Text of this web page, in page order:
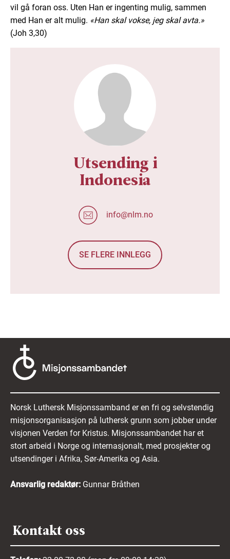
vil gå foran oss. Uten Han er ingenting mulig, sammen
med Han er alt mulig. «Han skal vokse, jeg skal avta.»
(Joh 3,30)
Utsending i
Indonesia
info@nlm.no
SE FLERE INNLEGG
Norsk Luthersk Misjonssamband er en fri og selvstendig
misjonsorganisasjon på luthersk grunn som jobber under
visjonen Verden for Kristus. Misjonssambandet har et
stort arbeid i Norge og internasjonalt, med prosjekter og
utsendinger i Afrika, Sør-Amerika og Asia.
Ansvarlig redaktør: Gunnar Bråthen
Kontakt oss